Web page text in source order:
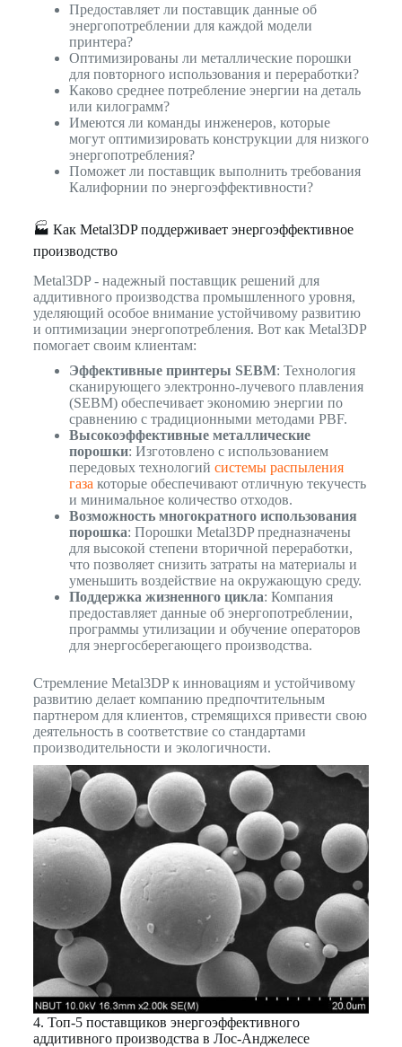
Предоставляет ли поставщик данные об
энергопотреблении для каждой модели
принтера?
Оптимизированы ли металлические порошки
для повторного использования и переработки?
Каково среднее потребление энергии на деталь
или килограмм?
Имеются ли команды инженеров, которые
могут оптимизировать конструкции для низкого
энергопотребления?
Поможет ли поставщик выполнить требования
Калифорнии по энергоэффективности?
🏭 Как Metal3DP поддерживает энергоэффективное
производство
Metal3DP - надежный поставщик решений для
аддитивного производства промышленного уровня,
уделяющий особое внимание устойчивому развитию
и оптимизации энергопотребления. Вот как Metal3DP
помогает своим клиентам:
Эффективные принтеры SEBM: Технология
сканирующего электронно-лучевого плавления
(SEBM) обеспечивает экономию энергии по
сравнению с традиционными методами PBF.
Высокоэффективные металлические
порошки: Изготовлено с использованием
передовых технологий системы распыления
газа которые обеспечивают отличную текучесть
и минимальное количество отходов.
Возможность многократного использования
порошка: Порошки Metal3DP предназначены
для высокой степени вторичной переработки,
что позволяет снизить затраты на материалы и
уменьшить воздействие на окружающую среду.
Поддержка жизненного цикла: Компания
предоставляет данные об энергопотреблении,
программы утилизации и обучение операторов
для энергосберегающего производства.
Стремление Metal3DP к инновациям и устойчивому
развитию делает компанию предпочтительным
партнером для клиентов, стремящихся привести свою
деятельность в соответствие со стандартами
производительности и экологичности.
4. Топ-5 поставщиков энергоэффективного
аддитивного производства в Лос-Анджелесе